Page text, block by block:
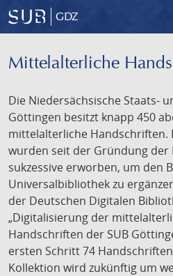
GDZ
Mittelalterliche
Die Niedersächsische Staats-
Göttingen besitzt knapp 450
mittelalterliche Handschriften.
wurden seit der Gründung der
sukzessive erworben, um den
Universalbibliothek zu
der Deutschen Digitalen
„Digitalisierung der
Handschriften der SUB
ersten Schritt 74
Kollektion wird zukünftig um